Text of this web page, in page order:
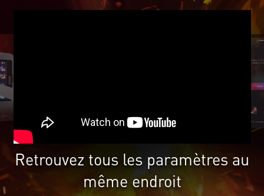
Retrouvez tous les paramètres au
même endroit